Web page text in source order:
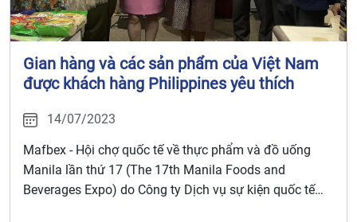
Gian hàng và các sản phẩm của Việt Nam
được khách hàng Philippines yêu thích
14/07/2023
Mafbex - Hội chợ quốc tế về thực phẩm và đồ uống
Manila lần thứ 17 (The 17th Manila Foods and
Beverages Expo) do Công ty Dịch vụ sự kiện quốc tế